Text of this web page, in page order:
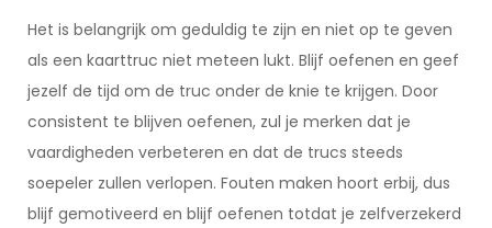
Het is belangrijk om geduldig te zijn en niet op te geven
als een kaarttruc niet meteen lukt. Blijf oefenen en geef
jezelf de tijd om de truc onder de knie te krijgen. Door
consistent te blijven oefenen, zul je merken dat je
vaardigheden verbeteren en dat de trucs steeds
soepeler zullen verlopen. Fouten maken hoort erbij, dus
blijf gemotiveerd en blijf oefenen totdat je zelfverzekerd